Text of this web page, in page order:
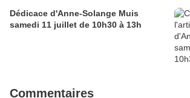
Dédicace d'Anne-Solange Muis
samedi 11 juillet de 10h30 à 13h
Commentaires